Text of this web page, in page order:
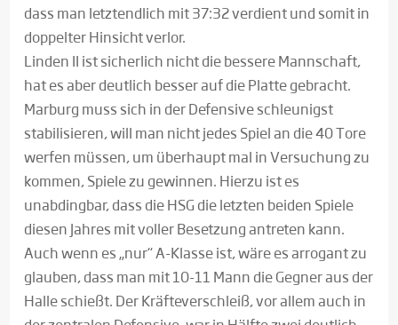
dass man letztendlich mit 37:32 verdient und somit in
doppelter Hinsicht verlor.
Linden II ist sicherlich nicht die bessere Mannschaft,
hat es aber deutlich besser auf die Platte gebracht.
Marburg muss sich in der Defensive schleunigst
stabilisieren, will man nicht jedes Spiel an die 40 Tore
werfen müssen, um überhaupt mal in Versuchung zu
kommen, Spiele zu gewinnen. Hierzu ist es
unabdingbar, dass die HSG die letzten beiden Spiele
diesen Jahres mit voller Besetzung antreten kann.
Auch wenn es „nur“ A-Klasse ist, wäre es arrogant zu
glauben, dass man mit 10-11 Mann die Gegner aus der
Halle schießt. Der Kräfteverschleiß, vor allem auch in